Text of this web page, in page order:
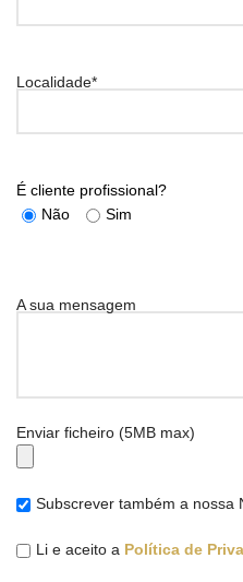
Localidade*
É cliente profissional?
Não
Sim
A sua mensagem
Enviar ficheiro (5MB max)
Subscrever também a nossa
Li e aceito a Política de